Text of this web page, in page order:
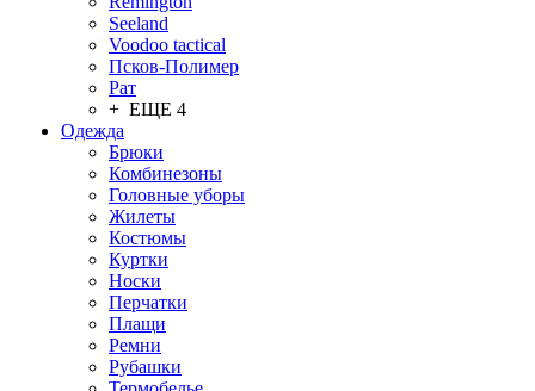
Seeland
Voodoo tactical
Псков-Полимер
Рат
+ ЕЩЕ 4
Одежда
Брюки
Комбинезоны
Головные уборы
Жилеты
Костюмы
Куртки
Носки
Перчатки
Плащи
Ремни
Рубашки